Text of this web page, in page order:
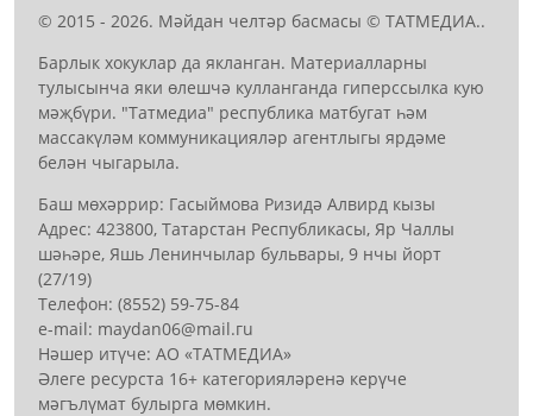
© 2015 - 2026. Мәйдан челтәр басмасы © ТАТМЕДИА..
Барлык хокуклар да якланган. Материалларны
тулысынча яки өлешчә кулланганда гиперссылка кую
мәҗбүри. "Татмедиа" республика матбугат һәм
массакүләм коммуникацияләр агентлыгы ярдәме
белән чыгарыла.
Баш мөхәррир: Гасыймова Ризидә Алвирд кызы
Адрес: 423800, Татарстан Республикасы, Яр Чаллы
шәһәре, Яшь Ленинчылар бульвары, 9 нчы йорт
(27/19)
Телефон: (8552) 59-75-84
е-mail: mауdаn06@mail.гu
Нәшер итүче: АО «ТАТМЕДИА»
Әлеге ресурста 16+ категорияләренә керүче
мәгълүмат булырга мөмкин.